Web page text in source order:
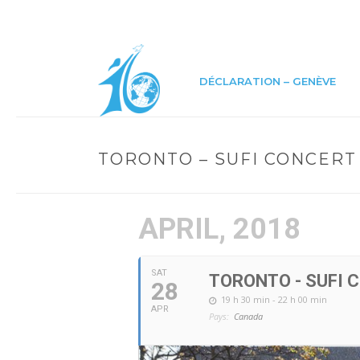
DÉCLARATION – GENÈVE
TORONTO – SUFI CONCERT
APRIL, 2018
SAT
28
APR
TORONTO - SUFI
19 h 30 min - 22 h 00 min
Pays: Canada